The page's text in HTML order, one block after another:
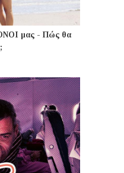
μας - Πώς θα